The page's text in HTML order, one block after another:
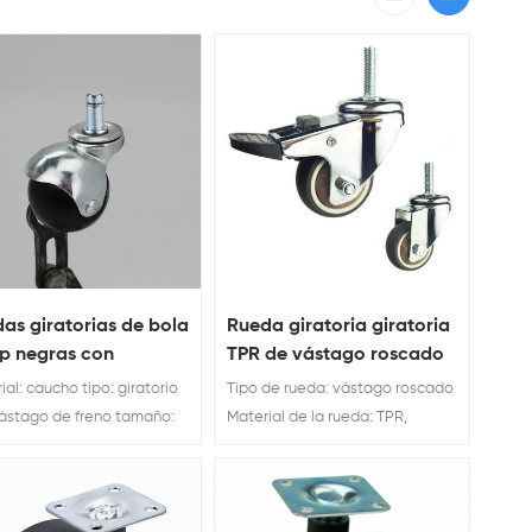
giratorias de bola
negras con
de anillo de
de 50 mm para
caucho tipo: giratorio
de freno tamaño:
de anillo de agarre de
Rueda giratoria giratoria
TPR de vástago roscado
marrón de uso liviano
Tipo de rueda: vástago roscado
Material de la rueda: TPR,
de la rueda: 25/32/38/50/63/75
mm Fabricante de ruedas